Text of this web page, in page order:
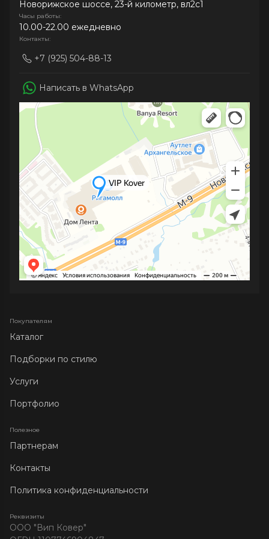
Новорижское шоссе, 23-й километр, вл2с1
Часы работы:
10.00-22.00 ежедневно
Контакты:
+7 (925) 504-88-13
Написать в WhatsApp
Покупателям
Каталог
Подборки по стилю
Услуги
Портфолио
Полезное
Партнерам
Контакты
Политика конфиденциальности
Реквизиты
ООО "Вип Ковер"